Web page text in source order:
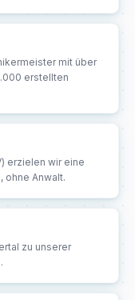
mit über
erstellten
erzielen wir eine
ohne Anwalt.
zu unserer